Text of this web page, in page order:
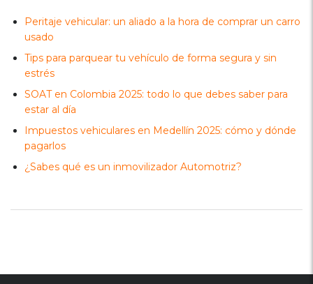
Peritaje vehicular: un aliado a la hora de comprar un carro
usado
Tips para parquear tu vehículo de forma segura y sin
estrés
SOAT en Colombia 2025: todo lo que debes saber para
estar al día
Impuestos vehiculares en Medellín 2025: cómo y dónde
pagarlos
¿Sabes qué es un inmovilizador Automotriz?